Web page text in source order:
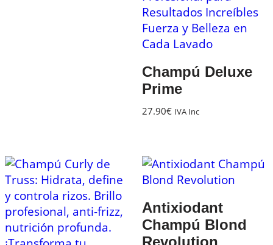
Champú Deluxe
Prime
27.90€ IVA Inc
Antixiodant
Champú Blond
Revolution